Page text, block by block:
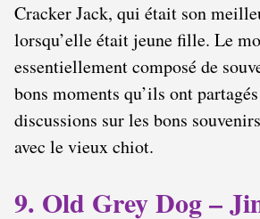
Cracker Jack, qui était son
lorsqu’elle était jeune fille. Le
essentiellement composé de
bons moments qu’ils ont
discussions sur les bons
avec le vieux chiot.
9. Old Grey Dog –